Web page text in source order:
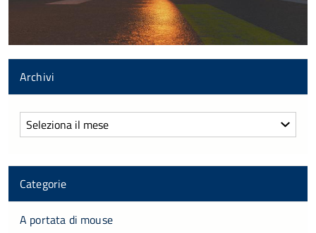
Archivi
Archivi
Categorie
A portata di mouse